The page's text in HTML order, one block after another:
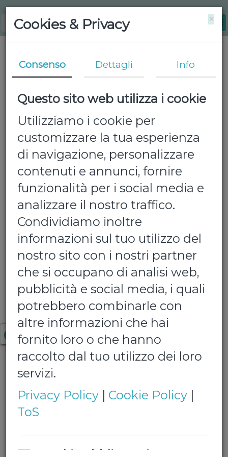
Primula
confezione da 6 bottiglie da 1,5 L
€ 3,50
Quantita':
×
Cookies & Privacy
Consenso Dettagli Info
Questo sito web utilizza i cookie
Utilizziamo i cookie per
customizzare la tua esperienza
di navigazione, personalizzare
contenuti e annunci, fornire
funzionalità per i social media e
analizzare il nostro traffico.
Condividiamo inoltre
informazioni sul tuo utilizzo del
nostro sito con i nostri partner
che si occupano di analisi web,
pubblicità e social media, i quali
potrebbero combinarle con
altre informazioni che hai
fornito loro o che hanno
raccolto dal tuo utilizzo dei loro
servizi.
Privacy Policy | Cookie Policy |
ToS